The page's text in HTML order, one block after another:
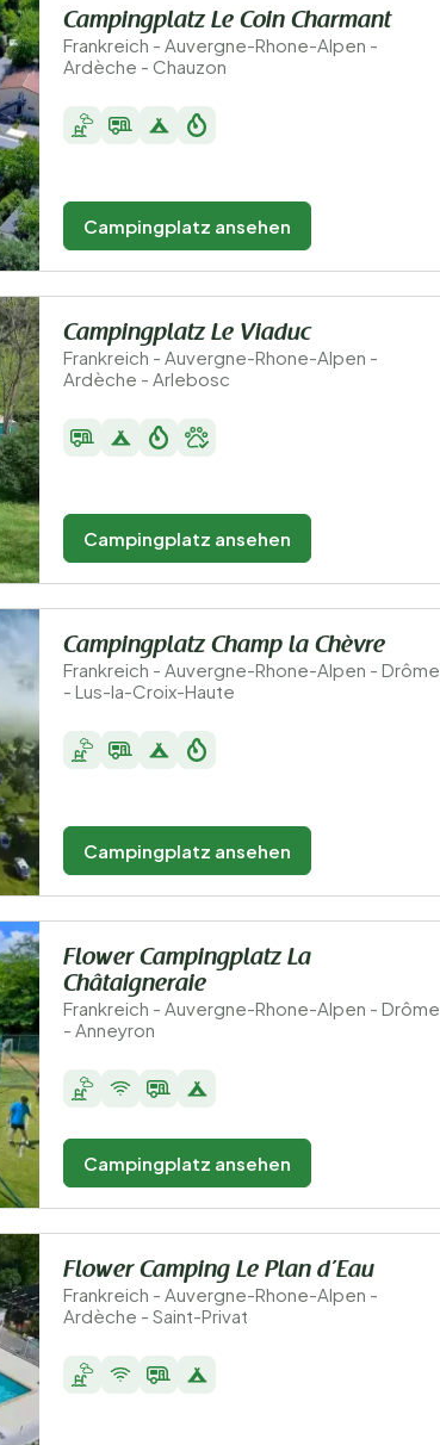
Campingplatz Le Coin Charmant
Frankreich - Auvergne-Rhone-Alpen -
Ardèche - Chauzon
Campingplatz ansehen
Campingplatz Le Viaduc
Frankreich - Auvergne-Rhone-Alpen -
Ardèche - Arlebosc
Campingplatz ansehen
Campingplatz Champ la Chèvre
Frankreich - Auvergne-Rhone-Alpen - Drôme
- Lus-la-Croix-Haute
Campingplatz ansehen
Flower Campingplatz La
Châtaigneraie
Frankreich - Auvergne-Rhone-Alpen - Drôme
- Anneyron
Campingplatz ansehen
Flower Camping Le Plan d’Eau
Frankreich - Auvergne-Rhone-Alpen -
Ardèche - Saint-Privat